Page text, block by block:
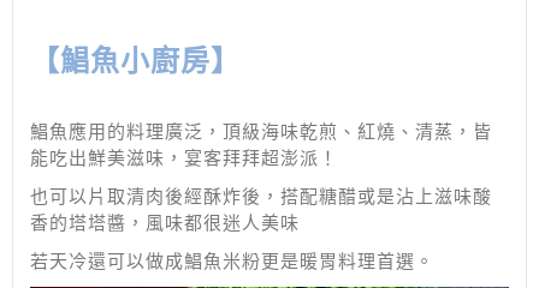
【鯧魚小廚房】
鯧魚應用的料理廣泛，頂級海味乾煎、紅燒、清蒸，皆
能吃出鮮美滋味，宴客拜拜超澎派！
也可以片取清肉後經酥炸後，搭配糖醋或是沾上滋味酸
香的塔塔醬，風味都很迷人美味
若天冷還可以做成鯧魚米粉更是暖胃料理首選。